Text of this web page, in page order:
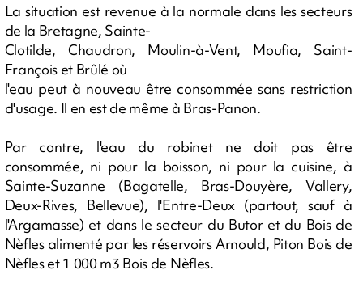
La situation est revenue à la normale dans les secteurs
de la Bretagne, Sainte-
Clotilde, Chaudron, Moulin-à-Vent, Moufia, Saint-
François et Brûlé où
l'eau peut à nouveau être consommée sans restriction
d'usage. Il en est de même à Bras-Panon.
Par contre, l'eau du robinet ne doit pas être
consommée, ni pour la boisson, ni pour la cuisine, à
Sainte-Suzanne (Bagatelle, Bras-Douyère, Vallery,
Deux-Rives, Bellevue), l'Entre-Deux (partout, sauf à
l'Argamasse) et dans le secteur du Butor et du Bois de
Nèfles alimenté par les réservoirs Arnould, Piton Bois de
Nèfles et 1 000 m3 Bois de Nèfles.